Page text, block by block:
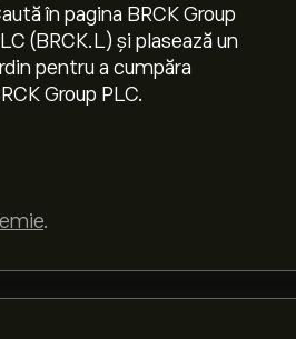
în pagina BRCK Group
(BRCK.L) și plasează un
pentru a cumpăra
Group PLC.
.